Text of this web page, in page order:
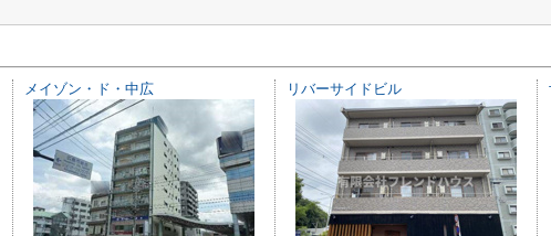
メイゾン・ド・中広 リバーサイドビル